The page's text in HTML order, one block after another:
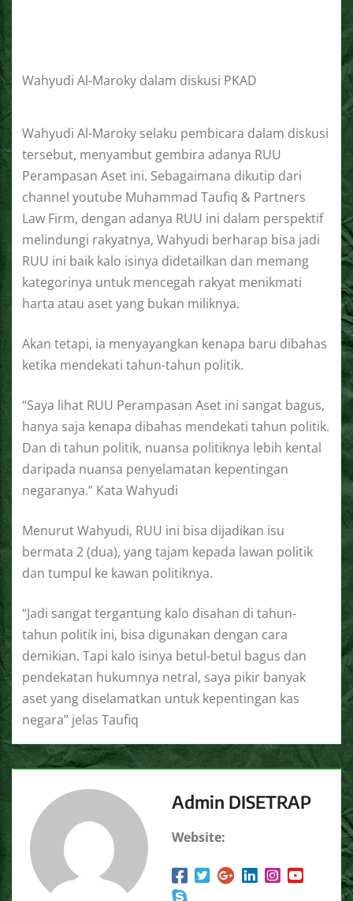
Wahyudi Al-Maroky dalam diskusi PKAD
Wahyudi Al-Maroky selaku pembicara dalam diskusi
tersebut, menyambut gembira adanya RUU
Perampasan Aset ini. Sebagaimana dikutip dari
channel youtube Muhammad Taufiq & Partners
Law Firm, dengan adanya RUU ini dalam perspektif
melindungi rakyatnya, Wahyudi berharap bisa jadi
RUU ini baik kalo isinya didetailkan dan memang
kategorinya untuk mencegah rakyat menikmati
harta atau aset yang bukan miliknya.
Akan tetapi, ia menyayangkan kenapa baru dibahas
ketika mendekati tahun-tahun politik.
“Saya lihat RUU Perampasan Aset ini sangat bagus,
hanya saja kenapa dibahas mendekati tahun politik.
Dan di tahun politik, nuansa politiknya lebih kental
daripada nuansa penyelamatan kepentingan
negaranya.” Kata Wahyudi
Menurut Wahyudi, RUU ini bisa dijadikan isu
bermata 2 (dua), yang tajam kepada lawan politik
dan tumpul ke kawan politiknya.
“Jadi sangat tergantung kalo disahan di tahun-
tahun politik ini, bisa digunakan dengan cara
demikian. Tapi kalo isinya betul-betul bagus dan
pendekatan hukumnya netral, saya pikir banyak
aset yang diselamatkan untuk kepentingan kas
negara” jelas Taufiq
Admin DISETRAP
Website: